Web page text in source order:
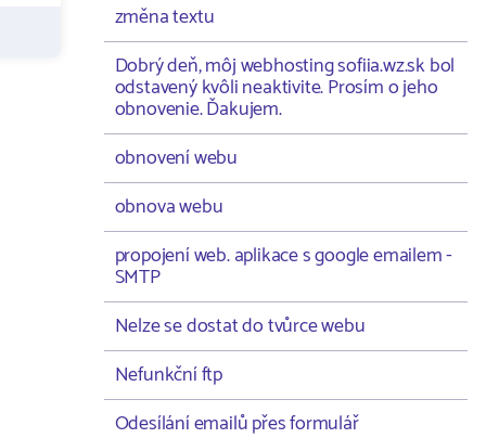
změna textu
Dobrý deň, môj webhosting sofiia.wz.sk bol
odstavený kvôli neaktivite. Prosím o jeho
obnovenie. Ďakujem.
obnovení webu
obnova webu
propojení web. aplikace s google emailem -
SMTP
Nelze se dostat do tvůrce webu
Nefunkční ftp
Odesílání emailů přes formulář